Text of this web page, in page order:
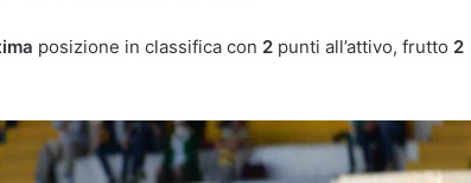
posizione in classifica con 2 punti all’attivo, frutto 2